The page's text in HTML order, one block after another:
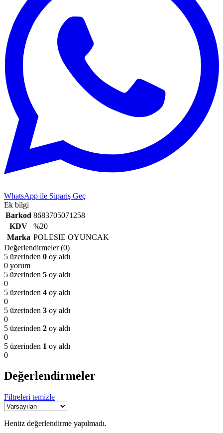
WhatsApp ile Sipariş Geç
Ek bilgi
Barkod 8683705071258
KDV
%20
Marka POLESIE OYUNCAK
Değerlendirmeler (0)
5 üzerinden 0 oy aldı
0 yorum
5 üzerinden 5 oy aldı
0
5 üzerinden 4 oy aldı
0
5 üzerinden 3 oy aldı
0
5 üzerinden 2 oy aldı
0
5 üzerinden 1 oy aldı
0
Değerlendirmeler
Filtreleri temizle
Henüz değerlendirme yapılmadı.